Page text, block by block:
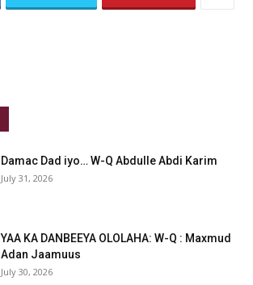
Damac Dad iyo… W-Q Abdulle Abdi Karim
July 31, 2026
YAA KA DANBEEYA OLOLAHA: W-Q : Maxmud
Adan Jaamuus
July 30, 2026